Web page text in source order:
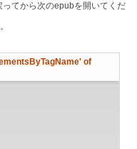
てから次のepubを開いてくだ